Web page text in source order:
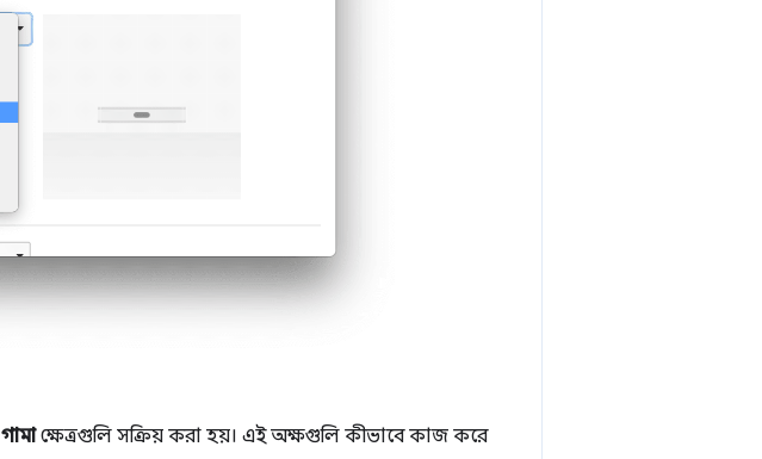
গামাক্ষেত্রগুলি সক্রিয় করা হয়। এই অক্ষগুলি কীভাবে কাজ করে